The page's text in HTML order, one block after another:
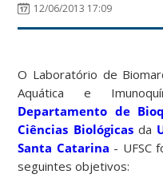
12/06/2013 17:09
O Laboratório de
Aquática e
Departamento de
Ciências Biológicasda
Santa Catarina - UFSC
seguintes objetivos: